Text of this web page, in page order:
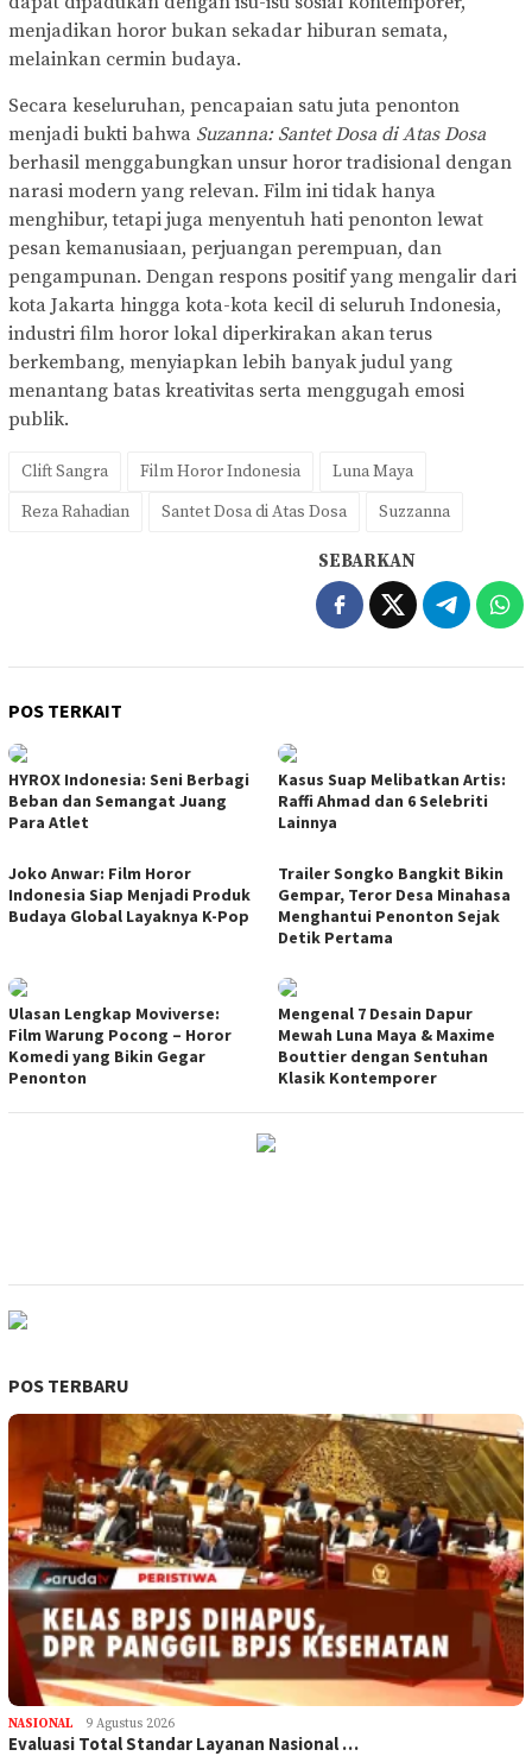
menjadikan horor bukan sekadar hiburan semata,
melainkan cermin budaya.
Secara keseluruhan, pencapaian satu juta penonton
menjadi bukti bahwa Suzanna: Santet Dosa di Atas Dosa
berhasil menggabungkan unsur horor tradisional dengan
narasi modern yang relevan. Film ini tidak hanya
menghibur, tetapi juga menyentuh hati penonton lewat
pesan kemanusiaan, perjuangan perempuan, dan
pengampunan. Dengan respons positif yang mengalir dari
kota Jakarta hingga kota-kota kecil di seluruh Indonesia,
industri film horor lokal diperkirakan akan terus
berkembang, menyiapkan lebih banyak judul yang
menantang batas kreativitas serta menggugah emosi
publik.
Clift Sangra Film Horor Indonesia
Luna Maya
Reza Rahadian
Santet Dosa di Atas Dosa Suzzanna
SEBARKAN
POS TERKAIT
HYROX Indonesia: Seni Berbagi
Beban dan Semangat Juang
Para Atlet
Kasus Suap Melibatkan Artis:
Raffi Ahmad dan 6 Selebriti
Lainnya
Joko Anwar: Film Horor
Indonesia Siap Menjadi Produk
Budaya Global Layaknya K-Pop
Trailer Songko Bangkit Bikin
Gempar, Teror Desa Minahasa
Menghantui Penonton Sejak
Detik Pertama
Ulasan Lengkap Moviverse:
Film Warung Pocong – Horor
Komedi yang Bikin Gegar
Penonton
Mengenal 7 Desain Dapur
Mewah Luna Maya & Maxime
Bouttier dengan Sentuhan
Klasik Kontemporer
POS TERBARU
NASIONAL 9 Agustus 2026
Evaluasi Total Standar Layanan Nasional …